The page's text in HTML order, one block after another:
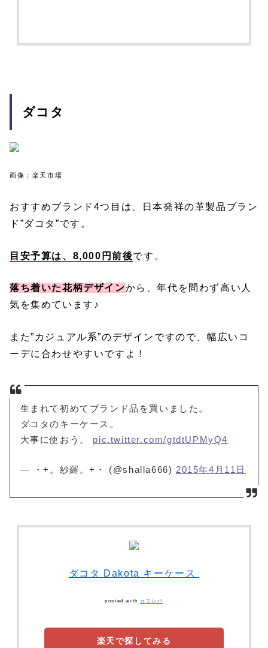
ダコタ
画像：楽天市場
おすすめブランド4つ目は、日本発祥の革製品ブラン
ド”ダコタ”です。
目安予算は、8,000円前後です。
落ち着いた花柄デザインから、年代を問わず高い人
気を集めています♪
また”カジュアル系”のデザインですので、幅広いコ
ーデに合わせやすいですよ！
生まれて初めてブランド品を買いました。
ダコタのキーケース。
大事に使おう。 pic.twitter.com/gtdtUPMyQ4
— ・+。紗羅。+・ (@shalla666) 2015年4月11日
ダコタ Dakota キーケース
posted with カエレバ
楽天で探してみる